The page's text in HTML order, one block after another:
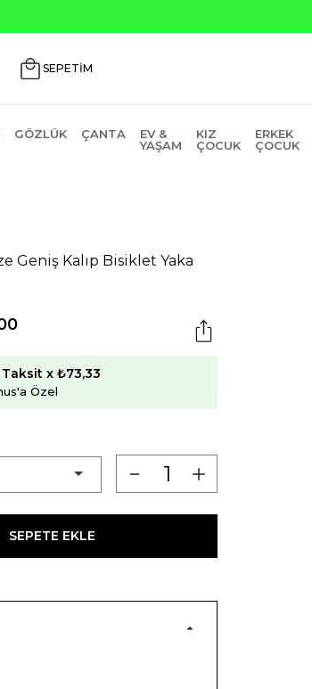
SEPETİM
GÖZLÜK ÇANTA
EV &
YAŞAM
KIZ
ÇOCUK
ERKEK
ÇOCUK
Geniş Kalıp Bisiklet Yaka
x ₺73,33
Özel
SEPETE EKLE